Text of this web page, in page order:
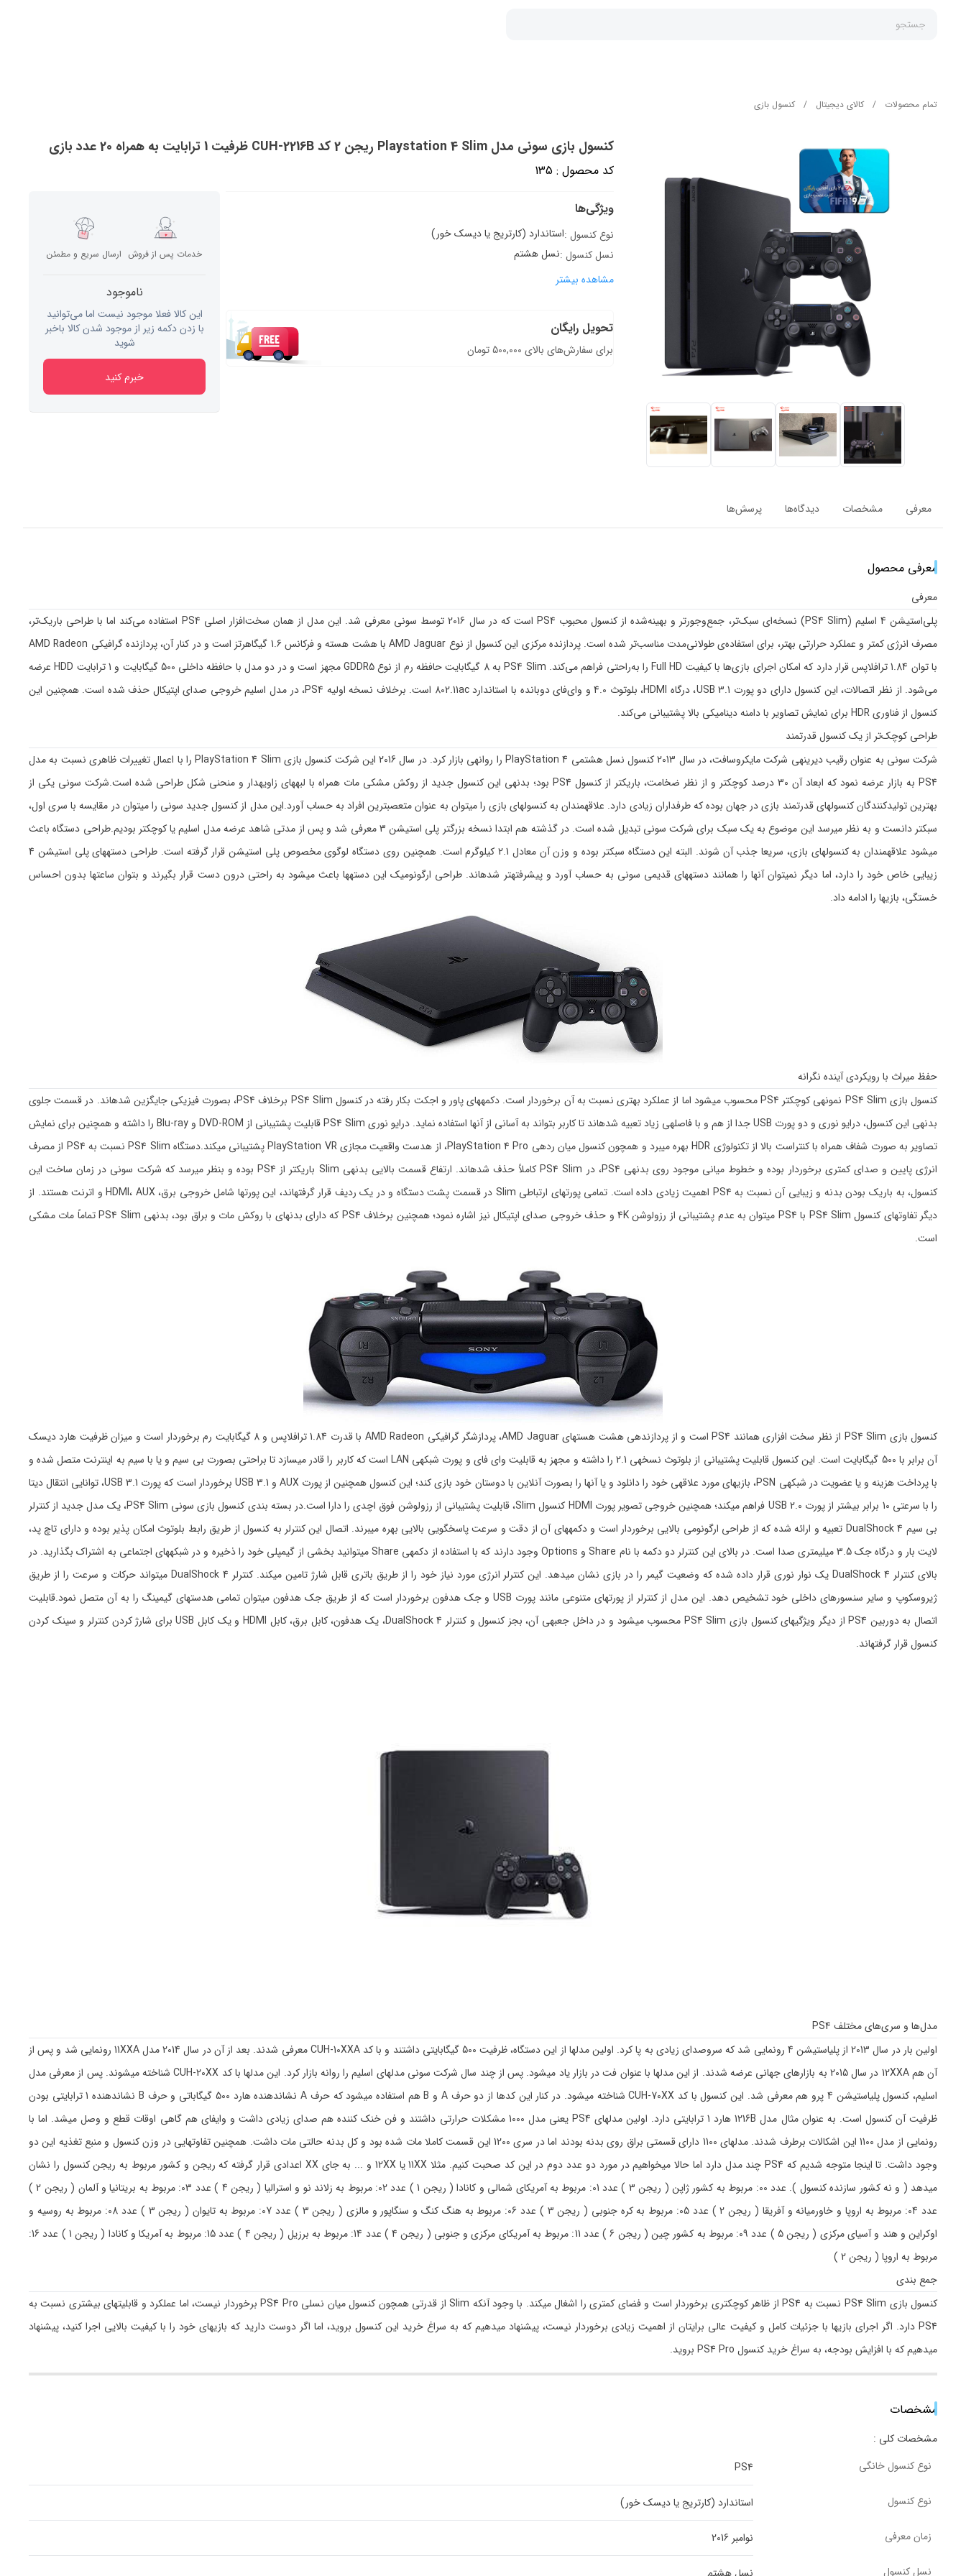
جستجو
تمام محصولات / کالای دیجیتال / کنسول بازی
کنسول بازی سونی مدل Playstation 4 Slim ریجن 2 کد CUH-2216B ظرفیت 1 ترابایت به همراه 20 عدد بازی
کد محصول : 135
ویژگی‌ها
نوع کنسول :استاندارد (کارتریج یا دیسک خور)
نسل کنسول :نسل هشتم
مشاهده بیشتر
تحویل رایگان
برای سفارش‌های بالای 500,000 تومان
خدمات پس از فروش ارسال سریع و مطمئن
ناموجود
این کالا فعلا موجود نیست اما می‌توانید
با زدن دکمه زیر از موجود شدن کالا باخبر
شوید
خبرم کنید
معرفی مشخصات دیدگاه‌ها پرسش‌ها
معرفی محصول
معرفی
پلی‌استیشن 4 اسلیم (PS4 Slim) نسخه‌ای سبک‌تر، جمع‌وجورتر و بهینه‌شده از کنسول محبوب PS4 است که در سال 2016 توسط سونی معرفی شد. این مدل از همان سخت‌افزار اصلی PS4 استفاده می‌کند اما با طراحی باریک‌تر،
مصرف انرژی کمتر و عملکرد حرارتی بهتر، برای استفاده‌ی طولانی‌مدت مناسب‌تر شده است. پردازنده مرکزی این کنسول از نوع AMD Jaguar با هشت هسته و فرکانس 1.6 گیگاهرتز است و در کنار آن، پردازنده گرافیکی AMD Radeon
با توان 1.84 ترافلاپس قرار دارد که امکان اجرای بازی‌ها با کیفیت Full HD را به‌راحتی فراهم می‌کند. PS4 Slim به 8 گیگابایت حافظه رم از نوع GDDR5 مجهز است و در دو مدل با حافظه داخلی 500 گیگابایت و 1 ترابایت HDD عرضه
می‌شود. از نظر اتصالات، این کنسول دارای دو پورت USB 3.1، درگاه HDMI، بلوتوث 4.0 و وای‌فای دوبانده با استاندارد 802.11ac است. برخلاف نسخه اولیه PS4، در مدل اسلیم خروجی صدای اپتیکال حذف شده است. همچنین این
کنسول از فناوری HDR برای نمایش تصاویر با دامنه دینامیکی بالا پشتیبانی می‌کند.
طراحی کوچک‌تر از یک کنسول قدرتمند
شرکت سونی به عنوان رقیب دیرینهی شرکت مایکروسافت، در سال 2013 کنسول نسل هشتمی PlayStation 4 را روانهی بازار کرد. در سال 2016 این شرکت کنسول بازی PlayStation 4 Slim را با اعمال تغییرات ظاهری نسبت به مدل
PS4 به بازار عرضه نمود که ابعاد آن 30 درصد کوچکتر و از نظر ضخامت، باریکتر از کنسول PS4 بود؛ بدنهی این کنسول جدید از روکش مشکی مات همراه با لبههای زاویهدار و منحنی شکل طراحی شده است.شرکت سونی یکی از
بهترین تولیدکنندگان کنسولهای قدرتمند بازی در جهان بوده که طرفداران زیادی دارد. علاقهمندان به کنسولهای بازی را میتوان به عنوان متعصبترین افراد به حساب آورد.این مدل از کنسول جدید سونی را میتوان در مقایسه با سری اول،
سبکتر دانست و به نظر میرسد این موضوع به یک سبک برای شرکت سونی تبدیل شده است. در گذشته هم ابتدا نسخه بزرگتر پلی استیشن 3 معرفی شد و پس از مدتی شاهد عرضه مدل اسلیم یا کوچکتر بودیم.طراحی دستگاه باعث
میشود علاقهمندان به کنسولهای بازی، سریعا جذب آن شوند. البته این دستگاه سبکتر بوده و وزن آن معادل 2.1 کیلوگرم است. همچنین روی دستگاه لوگوی مخصوص پلی استیشن قرار گرفته است. طراحی دستههای پلی استیشن 4
زیبایی خاص خود را دارد، اما دیگر نمیتوان آنها را همانند دستههای قدیمی سونی به حساب آورد و پیشرفتهتر شدهاند. طراحی ارگونومیک این دستهها باعث میشود به راحتی درون دست قرار بگیرند و بتوان ساعتها بدون احساس
خستگی، بازیها را ادامه داد.
حفظ میراث با رویکردی آینده نگرانه
کنسول بازی PS4 Slim نمونهی کوچکتر PS4 محسوب میشود اما از عملکرد بهتری نسبت به آن برخوردار است. دکمههای پاور و اجکت بکار رفته در کنسول PS4 Slim برخلاف PS4، بصورت فیزیکی جایگزین شدهاند. در قسمت جلوی
بدنهی این کنسول، درایو نوری و دو پورت USB جدا از هم و با فاصلهی زیاد تعبیه شدهاند تا کاربر بتواند به آسانی از آنها استفاده نماید. درایو نوری PS4 Slim قابلیت پشتیبانی از DVD-ROM و Blu-ray را داشته و همچنین برای نمایش
تصاویر به صورت شفاف همراه با کنتراست بالا از تکنولوژی HDR بهره میبرد و همچون کنسول میان ردهی PlayStation 4 Pro، از هدست واقعیت مجازی PlayStation VR پشتیبانی میکند.دستگاه PS4 Slim نسبت به PS4 از مصرف
انرژی پایین و صدای کمتری برخوردار بوده و خطوط میانی موجود روی بدنهی PS4، در PS4 Slim کاملاً حذف شدهاند. ارتفاع قسمت بالایی بدنهی Slim باریکتر از PS4 بوده و بنظر میرسد که شرکت سونی در زمان ساخت این
کنسول، به باریک بودن بدنه و زیبایی آن نسبت به PS4 اهمیت زیادی داده است. تمامی پورتهای ارتباطی Slim در قسمت پشت دستگاه و در یک ردیف قرار گرفتهاند، این پورتها شامل خروجی برق، HDMI، AUX و اترنت هستند. از
دیگر تفاوتهای کنسول PS4 Slim با PS4 میتوان به عدم پشتیبانی از رزولوشن 4K و حذف خروجی صدای اپتیکال نیز اشاره نمود؛ همچنین برخلاف PS4 که دارای بدنهای با روکش مات و براق بود، بدنهی PS4 Slim تماماً مات مشکی
است.
کنسول بازی PS4 Slim از نظر سخت افزاری همانند PS4 است و از پردازندهی هشت هستهای AMD Jaguar، پردازشگر گرافیکی AMD Radeon با قدرت 1.84 ترافلاپس و 8 گیگابایت رم برخوردار است و میزان ظرفیت هارد دیسک
آن برابر با 500 گیگابایت است. این کنسول قابلیت پشتیبانی از بلوتوث نسخهی 2.1 را داشته و مجهز به قابلیت وای فای و پورت شبکهی LAN است که کاربر را قادر میسازد تا براحتی بصورت بی سیم و یا با سیم به اینترنت متصل شده و
با پرداخت هزینه و یا عضویت در شبکهی PSN، بازیهای مورد علاقهی خود را دانلود و یا آنها را بصورت آنلاین با دوستان خود بازی کند؛ این کنسول همچنین از پورت AUX و USB 3.1 برخوردار است که پورت USB 3.1، توانایی انتقال دیتا
را با سرعتی 10 برابر بیشتر از پورت USB 2.0 فراهم میکند؛ همچنین خروجی تصویر پورت HDMI کنسول Slim، قابلیت پشتیبانی از رزولوشن فوق اچدی را دارا است.در بسته بندی کنسول بازی سونی PS4 Slim، یک مدل جدید از کنترلر
بی سیم DualShock 4 تعبیه و ارائه شده که از طراحی ارگونومی بالایی برخوردار است و دکمههای آن از دقت و سرعت پاسخگویی بالایی بهره میبرند. اتصال این کنترلر به کنسول از طریق رابط بلوتوث امکان پذیر بوده و دارای تاچ پد،
لایت بار و درگاه جک 3.5 میلیمتری صدا است. در بالای این کنترلر دو دکمه با نام Share و Options وجود دارند که با استفاده از دکمهی Share میتوانید بخشی از گیمپلی خود را ذخیره و در شبکههای اجتماعی به اشتراک بگذارید. در
بالای کنترلر DualShock 4 یک نوار نوری قرار داده شده که وضعیت گیمر را در بازی نشان میدهد. این کنترلر انرژی مورد نیاز خود را از طریق باتری قابل شارژ تامین میکند. کنترلر DualShock 4 میتواند حرکات و سرعت را از طریق
ژیروسکوپ و سایر سنسورهای داخلی خود تشخیص دهد. این مدل از کنترلر از پورتهای متنوعی مانند پورت USB و جک هدفون برخوردار است که از طریق جک هدفون میتوان تمامی هدستهای گیمینگ را به آن متصل نمود.قابلیت
اتصال به دوربین PS4 از دیگر ویژگیهای کنسول بازی PS4 Slim محسوب میشود و در داخل جعبهی آن، بجز کنسول و کنترلر DualShock 4، یک هدفون، کابل برق، کابل HDMI و یک کابل USB برای شارژ کردن کنترلر و سینک کردن
کنسول قرار گرفتهاند.
مدل‌ها و سری‌های مختلف PS4
اولین بار در سال 2013 از پلیاستیشن 4 رونمایی شد که سروصدای زیادی به پا کرد. اولین مدلها از این دستگاه، ظرفیت 500 گیگابایتی داشتند و با کد CUH-10XXA معرفی شدند. بعد از آن در سال 2014 مدل 11XXA رونمایی شد و پس از
آن هم 12XXA در سال 2015 به بازارهای جهانی عرضه شدند. از این مدلها با عنوان فت در بازار یاد میشود. پس از چند سال شرکت سونی مدلهای اسلیم را روانه بازار کرد. این مدلها با کد CUH-20XX شناخته میشوند. پس از معرفی مدل
اسلیم، کنسول پلیاستیشن 4 پرو هم معرفی شد. این کنسول با کد CUH-70XX شناخته میشود. در کنار این کدها از دو حرف A و B هم استفاده میشود که حرف A نشاندهنده هارد 500 گیگاباتی و حرف B نشاندهنده 1 ترابایتی بودن
ظرفیت آن کنسول است. به عنوان مثال مدل 1216B هارد 1 ترابایتی دارد. اولین مدلهای PS4 یعنی مدل 1000 مشکلات حرارتی داشتند و فن خنک کننده هم صدای زیادی داشت و وایفای هم گاهی اوقات قطع و وصل میشد. اما با
رونمایی از مدل 1100 این اشکالات برطرف شدند. مدلهای 1100 دارای قسمتی براق روی بدنه بودند اما در سری 1200 این قسمت کاملا مات شده بود و کل بدنه حالتی مات داشت. همچنین تفاوتهایی در وزن کنسول و منبع تغذیه این دو
وجود داشت. تا اینجا متوجه شدیم که PS4 چند مدل دارد اما حالا میخواهیم در مورد دو عدد دوم در این کد صحبت کنیم. مثلا 11XX یا 12XX و ... به جای XX اعدادی قرار گرفته که ریجن و کشور مربوط به ریجن کنسول را نشان
میدهد ( و نه کشور سازنده کنسول ). عدد 00: مربوط به کشور ژاپن ( ریجن 3 ) عدد 01: مربوط به آمریکای شمالی و کانادا ( ریجن 1 ) عدد 02: مربوط به زلاند نو و استرالیا ( ریجن 4 ) عدد 03: مربوط به بریتانیا و آلمان ( ریجن 2 )
عدد 04: مربوط به اروپا و خاورمیانه و آفریقا ( ریجن 2 ) عدد 05: مربوط به کره جنوبی ( ریجن 3 ) عدد 06: مربوط به هنگ کنگ و سنگاپور و مالزی ( ریجن 3 ) عدد 07: مربوط به تایوان ( ریجن 3 ) عدد 08: مربوط به روسیه و
اوکراین و هند و آسیای مرکزی ( ریجن 5 ) عدد 09: مربوط به کشور چین ( ریجن 6 ) عدد 11: مربوط به آمریکای مرکزی و جنوبی ( ریجن 4 ) عدد 14: مربوط به برزیل ( ریجن 4 ) عدد 15: مربوط به آمریکا و کانادا ( ریجن 1 ) عدد 16:
مربوط به اروپا ( ریجن 2 )
جمع بندی
کنسول بازی PS4 Slim نسبت به PS4 از ظاهر کوچکتری برخوردار است و فضای کمتری را اشغال میکند. با وجود آنکه Slim از قدرتی همچون کنسول میان نسلی PS4 Pro برخوردار نیست، اما عملکرد و قابلیتهای بیشتری نسبت به
PS4 دارد. اگر اجرای بازیها با جزئیات کامل و کیفیت عالی برایتان از اهمیت زیادی برخوردار نیست، پیشنهاد میدهیم که به سراغ خرید این کنسول بروید، اما اگر دوست دارید که بازیهای خود را با کیفیت بالایی اجرا کنید، پیشنهاد
میدهیم که با افزایش بودجه، به سراغ خرید کنسول PS4 Pro بروید.
مشخصات
مشخصات کلی :
نوع کنسول خانگی
PS4
نوع کنسول استاندارد (کارتریج یا دیسک خور)
زمان معرفی نوامبر 2016
نسل کنسول